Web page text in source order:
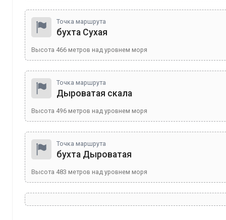
Точка маршрута
бухта Сухая
Высота 466 метров над уровнем моря
Точка маршрута
Дыроватая скала
Высота 496 метров над уровнем моря
Точка маршрута
бухта Дыроватая
Высота 483 метров над уровнем моря